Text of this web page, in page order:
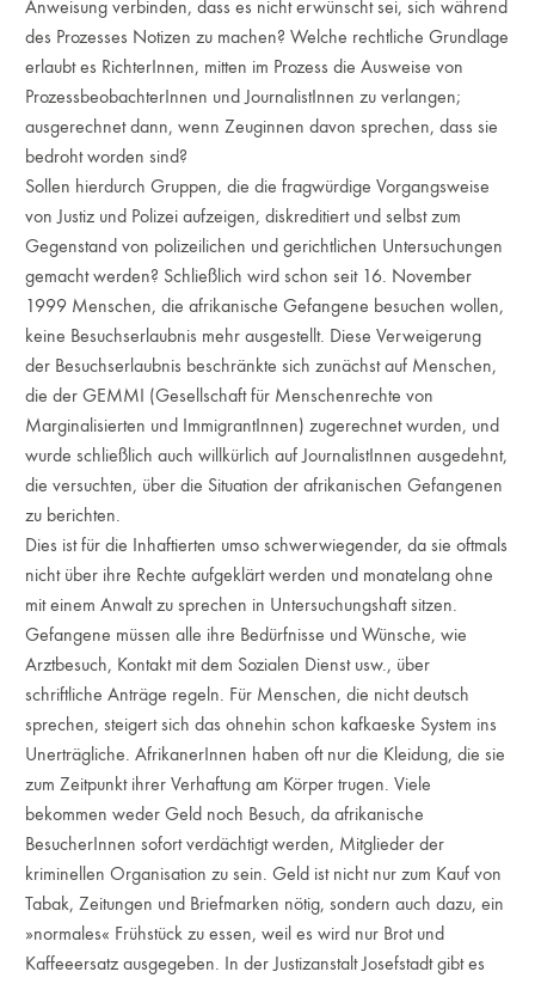
Anweisung verbinden, dass es nicht erwünscht sei, sich während
des Prozesses Notizen zu machen? Welche rechtliche Grundlage
erlaubt es RichterInnen, mitten im Prozess die Ausweise von
ProzessbeobachterInnen und JournalistInnen zu verlangen;
ausgerechnet dann, wenn Zeuginnen davon sprechen, dass sie
bedroht worden sind?
Sollen hierdurch Gruppen, die die fragwürdige Vorgangsweise
von Justiz und Polizei aufzeigen, diskreditiert und selbst zum
Gegenstand von polizeilichen und gerichtlichen Untersuchungen
gemacht werden? Schließlich wird schon seit 16. November
1999 Menschen, die afrikanische Gefangene besuchen wollen,
keine Besuchserlaubnis mehr ausgestellt. Diese Verweigerung
der Besuchserlaubnis beschränkte sich zunächst auf Menschen,
die der GEMMI (Gesellschaft für Menschenrechte von
Marginalisierten und ImmigrantInnen) zugerechnet wurden, und
wurde schließlich auch willkürlich auf JournalistInnen ausgedehnt,
die versuchten, über die Situation der afrikanischen Gefangenen
zu berichten.
Dies ist für die Inhaftierten umso schwerwiegender, da sie oftmals
nicht über ihre Rechte aufgeklärt werden und monatelang ohne
mit einem Anwalt zu sprechen in Untersuchungshaft sitzen.
Gefangene müssen alle ihre Bedürfnisse und Wünsche, wie
Arztbesuch, Kontakt mit dem Sozialen Dienst usw., über
schriftliche Anträge regeln. Für Menschen, die nicht deutsch
sprechen, steigert sich das ohnehin schon kafkaeske System ins
Unerträgliche. AfrikanerInnen haben oft nur die Kleidung, die sie
zum Zeitpunkt ihrer Verhaftung am Körper trugen. Viele
bekommen weder Geld noch Besuch, da afrikanische
BesucherInnen sofort verdächtigt werden, Mitglieder der
kriminellen Organisation zu sein. Geld ist nicht nur zum Kauf von
Tabak, Zeitungen und Briefmarken nötig, sondern auch dazu, ein
»normales« Frühstück zu essen, weil es wird nur Brot und
Kaffeeersatz ausgegeben. In der Justizanstalt Josefstadt gibt es